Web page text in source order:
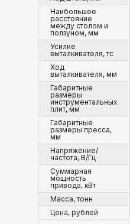
Наибольшее
расстояние
между столом и
ползуном, мм
Усилие
выталкивателя, тс
Ход
выталкивателя, мм
Габаритные
размеры
инструментальных
плит, мм
Габаритные
размеры пресса,
мм
Напряжение/
частота, В/Гц
Суммарная
мощность
привода, кВт
Масса, тонн
Цена, рублей
СМОТРЕТЬ НА